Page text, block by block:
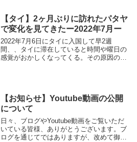
【タイ】2ヶ月ぶりに訪れたパタヤ
で変化を見てきたー2022年7月ー
2022年7月6日にタイに入国して早2週
間、、タイに滞在していると時間や曜日の
感覚がおかしくなってくる。その原因の一
【お知らせ】Youtube動画の公開
について
日々、ブログやYoutube動画をご覧いただ
いている皆様、ありがとうございます。ブ
ログを通じてではありますが、改めて御礼